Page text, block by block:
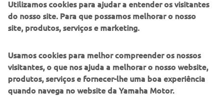
CONCESSIONÁRIOS FILTROS
Utilizamos cookies para ajudar a entender os visitantes
do nosso site. Para que possamos melhorar o nosso
site, produtos, serviços e marketing.
Usamos cookies para melhor compreender os nossos
visitantes, o que nos ajuda a melhorar o nosso website,
produtos, serviços e fornecer-lhe uma boa experiência
quando navega no website da Yamaha Motor.